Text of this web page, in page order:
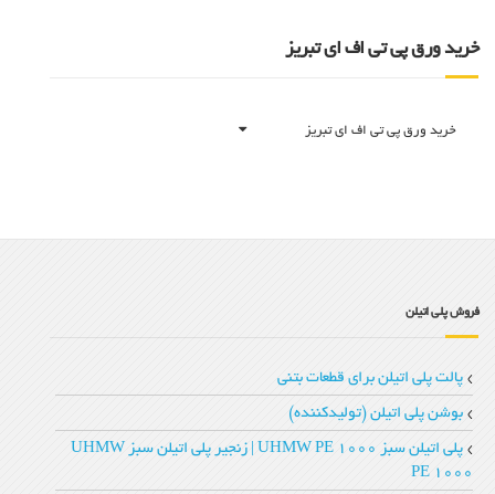
خرید ورق پی تی اف ای تبریز
خرید ورق پی تی اف ای تبریز
فروش پلی اتیلن
پالت پلی اتیلن برای قطعات بتنی
بوشن پلی اتیلن (تولیدکننده)
پلی اتیلن سبز UHMW PE 1000 | زنجیر پلی‌ اتیلن سبز UHMW
PE 1000